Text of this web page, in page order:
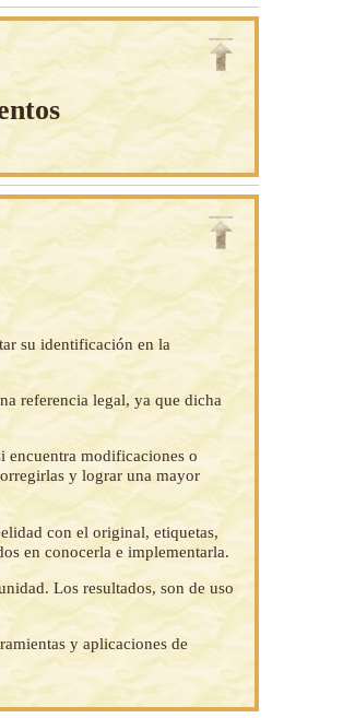
su identificación en la
referencia legal, ya que dicha
encuentra modificaciones o
y lograr una mayor
con el original, etiquetas,
en conocerla e implementarla.
Los resultados, son de uso
y aplicaciones de